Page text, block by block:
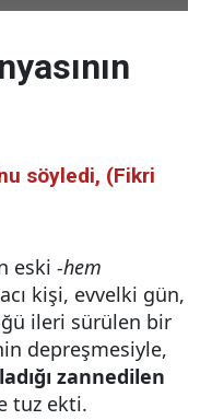
söyledi, (Fikri
eski -hem
kişi, evvelki gün,
ileri sürülen bir
depreşmesiyle,
zannedilen
tuz ekti.